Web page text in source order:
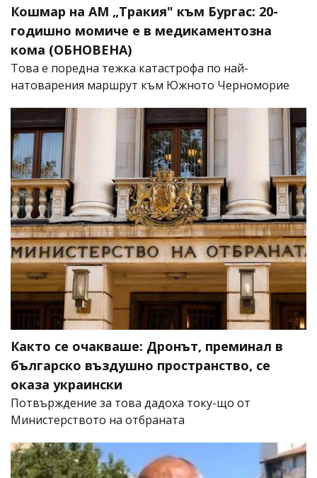
Кошмар на АМ „Тракия" към Бургас: 20-
годишно момиче е в медикаментозна
кома (ОБНОВЕНА)
Това е поредна тежка катастрофа по най-
натоварения маршрут към Южното Черноморие
Както се очакваше: Дронът, преминал в
българско въздушно пространство, се
оказа украински
Потвърждение за това дадоха току-що от
Министерството на отбраната